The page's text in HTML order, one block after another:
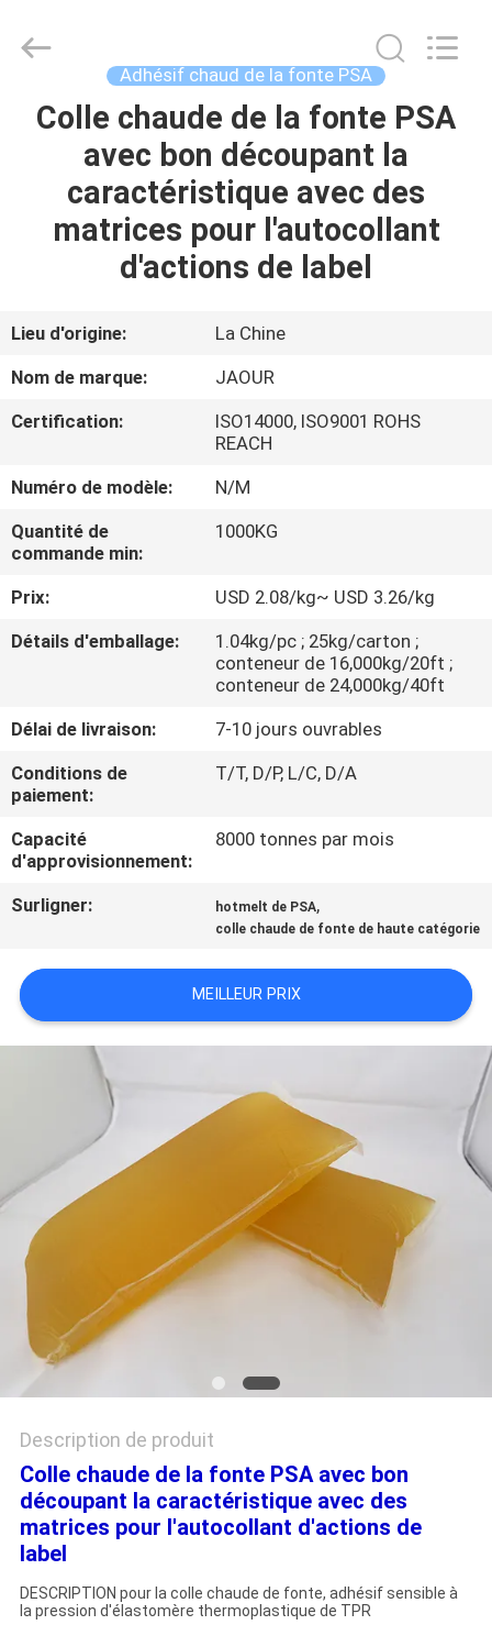
MAISON
PRODUITS
DE
NOUS
VISITE
DE
L'USINE
CONTRÔLE
NOUS
NOUVELLES
CAS
UN DEVIS
PLAN
POLITIQUE
DE
CONFIDENTIALITÉ
Jaour
Adhesive
Reserved.
Adhésif chaud de la fonte PSA
Colle chaude de la fonte PSA
avec bon découpant la
caractéristique avec des
matrices pour l'autocollant
d'actions de label
Lieu d'origine:
La Chine
Nom de marque:
JAOUR
Certification:
ISO14000, ISO9001 ROHS
REACH
Numéro de modèle:
N/M
Quantité de
commande min:
1000KG
Prix:
USD 2.08/kg~ USD 3.26/kg
Détails d'emballage:
1.04kg/pc ; 25kg/carton ;
conteneur de 16,000kg/20ft ;
conteneur de 24,000kg/40ft
Délai de livraison:
7-10 jours ouvrables
Conditions de
paiement:
T/T, D/P, L/C, D/A
Capacité
d'approvisionnement:
8000 tonnes par mois
Surligner: hotmelt de PSA,
colle chaude de fonte de haute catégorie
MEILLEUR PRIX
Description de produit
Colle chaude de la fonte PSA avec bon
découpant la caractéristique avec des
matrices pour l'autocollant d'actions de
label
DESCRIPTION pour la colle chaude de fonte, adhésif sensible à
la pression d'élastomère thermoplastique de TPR